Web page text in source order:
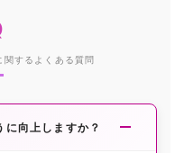
関するよくある質問
向上しますか？